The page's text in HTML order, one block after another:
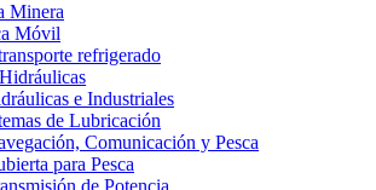
Minera
Móvil
refrigerado
e Industriales
de Lubricación
Comunicación y Pesca
para Pesca
de Potencia